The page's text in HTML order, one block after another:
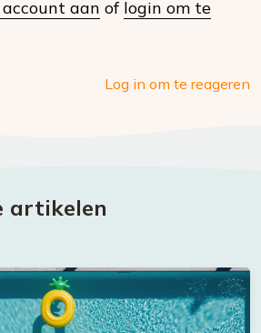
aan of login om te
Log in om te reageren
artikelen